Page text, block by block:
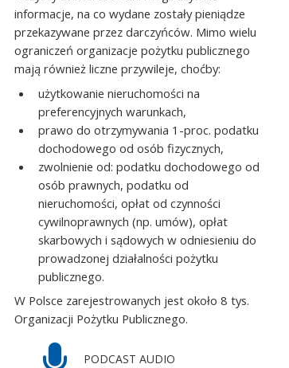
informacje, na co wydane zostały pieniądze
przekazywane przez darczyńców. Mimo wielu
ograniczeń organizacje pożytku publicznego
mają również liczne przywileje, choćby:
użytkowanie nieruchomości na
preferencyjnych warunkach,
prawo do otrzymywania 1-proc. podatku
dochodowego od osób fizycznych,
zwolnienie od: podatku dochodowego od
osób prawnych, podatku od
nieruchomości, opłat od czynności
cywilnoprawnych (np. umów), opłat
skarbowych i sądowych w odniesieniu do
prowadzonej działalności pożytku
publicznego.
W Polsce zarejestrowanych jest około 8 tys.
Organizacji Pożytku Publicznego.
PODCAST AUDIO